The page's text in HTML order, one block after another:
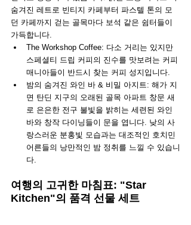
숨겨진 레트로 빈티지 카페부터 파스텔 톤의 모
던 카페까지 걷는 골목마다 보석 같은 쉼터들이
가득합니다.
The Workshop Coffee: 다소 거리는 있지만
스페셜티 드립 커피의 진수를 맛보려는 커피
매니아들이 반드시 찾는 커피 성지입니다.
밤의 숨겨진 와인 바 & 비밀 아지트: 해가 지
면 탄딘 지구의 오래된 골목 아파트 창문 새
로 은은한 전구 불빛을 밝히는 세련된 와인
바와 창작 다이닝들이 문을 엽니다. 낮의 사
랑스러운 분홍빛 모습과는 대조적인 호치민
어른들의 낭만적인 밤 정취를 느낄 수 있습니
다.
여행의 고귀한 마침표: "Star
Kitchen"의 품격 선물 세트